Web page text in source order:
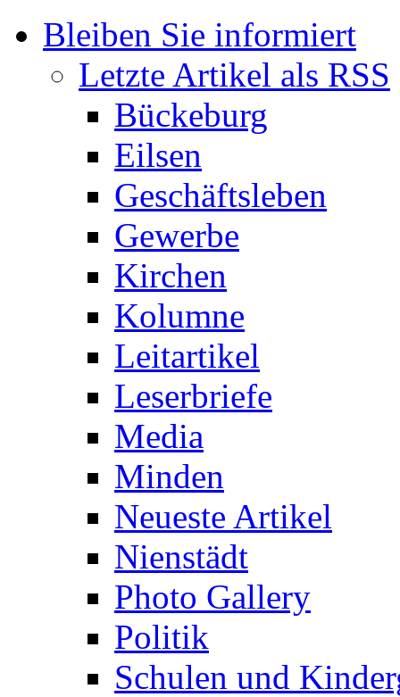
Bleiben Sie informiert
Letzte Artikel als RSS
Bückeburg
Eilsen
Geschäftsleben
Gewerbe
Kirchen
Kolumne
Leitartikel
Leserbriefe
Media
Minden
Neueste Artikel
Nienstädt
Photo Gallery
Politik
Schulen und